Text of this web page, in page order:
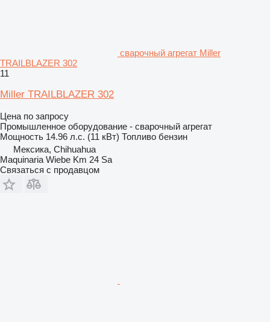
сварочный агрегат Miller
TRAILBLAZER 302
11
Miller TRAILBLAZER 302
Цена по запросу
Промышленное оборудование - сварочный агрегат
Мощность 14.96 л.с. (11 кВт) Топливо бензин
Мексика, Chihuahua
Maquinaria Wiebe Km 24 Sa
Связаться с продавцом